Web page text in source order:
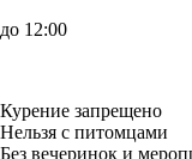
до 12:00
Курение запрещено
Нельзя с питомцами
Без вечеринок и